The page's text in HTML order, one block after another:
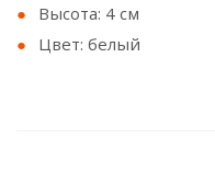
Высота: 4 см
Цвет: белый